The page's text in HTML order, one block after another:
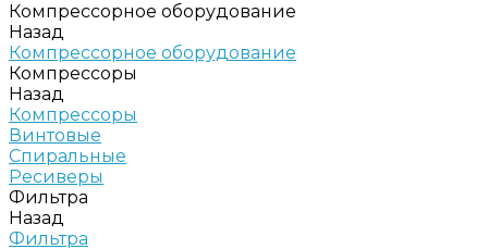
Компрессорное оборудование
Назад
Компрессорное оборудование
Компрессоры
Назад
Компрессоры
Винтовые
Спиральные
Ресиверы
Фильтра
Назад
Фильтра